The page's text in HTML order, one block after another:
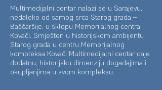
Multimedijalni centar nalazi se u Sarajevu,
nedaleko od samog srca Starog grada –
Baščaršije, u sklopu Memorijalnog centra
Kovači. Smješten u historijskom ambijentu
Starog grada u centru Memorijalnog
kompleksa Kovači Multimedijalni centar daje
dodatnu, historijsku dimenziju događajima i
okupljanjima u svom kompleksu.